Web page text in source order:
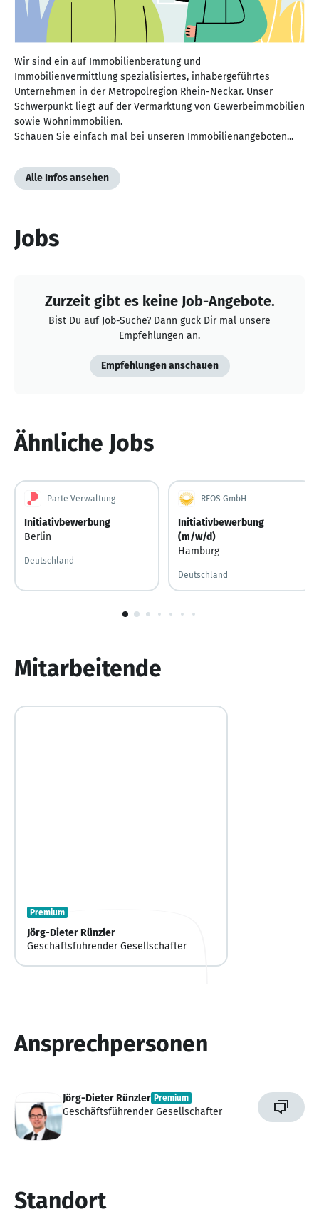
Wir sind ein auf Immobilienberatung und
Immobilienvermittlung spezialisiertes, inhabergeführtes
Unternehmen in der Metropolregion Rhein-Neckar. Unser
Schwerpunkt liegt auf der Vermarktung von Gewerbeimmobilien
sowie Wohnimmobilien.
Schauen Sie einfach mal bei unseren Immobilienangeboten...
Alle Infos ansehen
Jobs
Zurzeit gibt es keine Job-Angebote.
Bist Du auf Job-Suche? Dann guck Dir mal unsere
Empfehlungen an.
Empfehlungen anschauen
Ähnliche Jobs
Parte Verwaltung
Initiativbewerbung
Berlin
Deutschland
REOS GmbH
Initiativbewerbung
(m/w/d)
Hamburg
Deutschland
1
Mitarbeitende
Premium
Jörg-Dieter Rünzler
Geschäftsführender Gesellschafter
Ansprechpersonen
Jörg-Dieter Rünzler Premium
Geschäftsführender Gesellschafter
Standort